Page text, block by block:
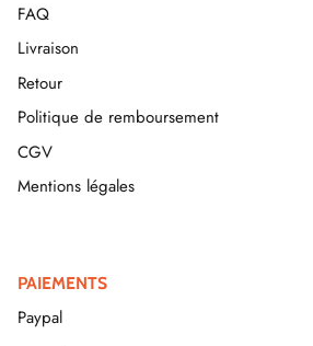
FAQ
Livraison
Retour
Politique de remboursement
CGV
Mentions légales
PAIEMENTS
Paypal